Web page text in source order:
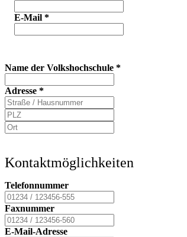
E-Mail *
Name der Volkshochschule *
Adresse *
Kontaktmöglichkeiten
Telefonnummer
Faxnummer
E-Mail-Adresse